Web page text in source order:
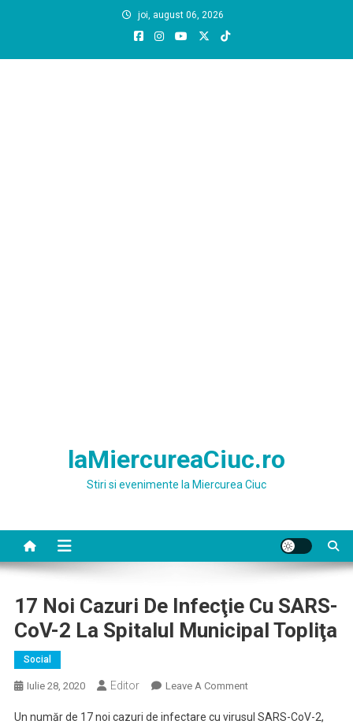
joi, august 06, 2026
laMiercureaCiuc.ro
Stiri si evenimente la Miercurea Ciuc
17 Noi Cazuri De Infecţie Cu SARS-
CoV-2 La Spitalul Municipal Topliţa
Social
Iulie 28, 2020 Editor Leave A CommentOn
Noi
Un număr de 17 noi cazuri de infectare cu virusul SARS-CoV-2,